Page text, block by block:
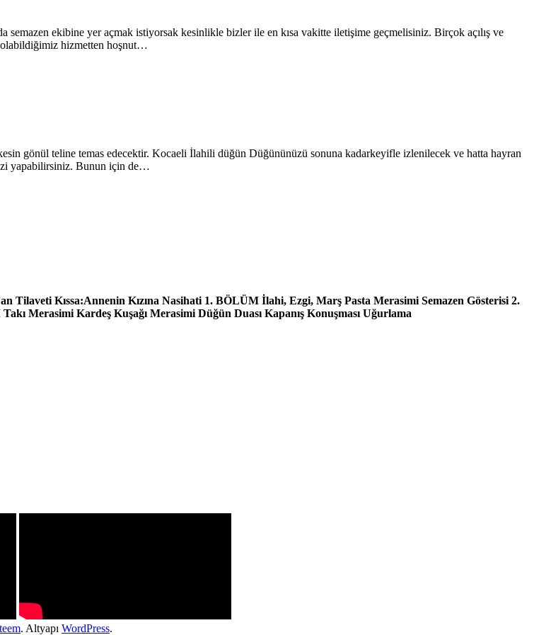
semazen ekibine yer açmak istiyorsak kesinlikle bizler ile en kısa vakitte iletişime geçmelisiniz. Birçok açılış ve
olabildiğimiz hizmetten hoşnut…
gönül teline temas edecektir. Kocaeli İlahili düğün Düğününüzü sonuna kadarkeyifle izlenilecek ve hatta hayran
yapabilirsiniz. Bunun için de…
Kıssa:Annenin Kızına Nasihati 1. BÖLÜM İlahi, Ezgi, Marş Pasta Merasimi Semazen Gösterisi 2.
Merasimi Kardeş Kuşağı Merasimi Düğün Duası Kapanış Konuşması Uğurlama
. Altyapı WordPress.